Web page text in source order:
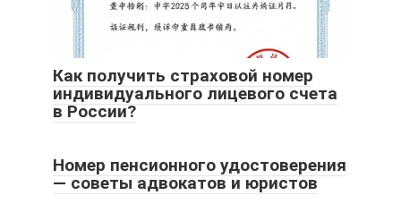
Как получить страховой номер
индивидуального лицевого счета
в России?
Номер пенсионного удостоверения
— советы адвокатов и юристов